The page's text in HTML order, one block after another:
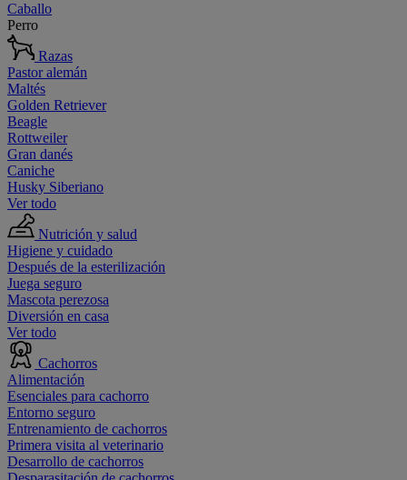
Caballo
Perro
Razas
Pastor alemán
Maltés
Golden Retriever
Beagle
Rottweiler
Gran danés
Caniche
Husky Siberiano
Ver todo
Nutrición y salud
Higiene y cuidado
Después de la esterilización
Juega seguro
Mascota perezosa
Diversión en casa
Ver todo
Cachorros
Alimentación
Esenciales para cachorro
Entorno seguro
Entrenamiento de cachorros
Primera visita al veterinario
Desarrollo de cachorros